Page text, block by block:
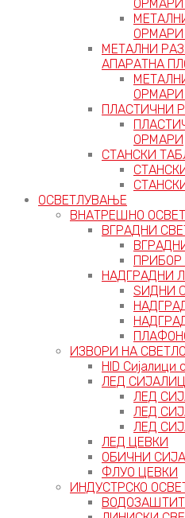
МЕТАЛНИ
АПАРАТНА
ОРМАРИ
ПЛАСТИЧНИ
ОРМАРИ
СТАНСКИ
ОСВЕТЛУВАЊЕ
ВНАТРЕШНО
ВГРАДНИ
ПРИБОР
НАДГРАДНИ
ЅИДНИ
ИЗВОРИ НА СВЕТЛО
HID Сијалици
ЛЕД
ЛЕД
ЛЕД
ЛЕД
ЛЕД ЦЕВКИ
ОБИЧНИ
ФЛУО ЦЕВКИ
ИНДУСТРСКО